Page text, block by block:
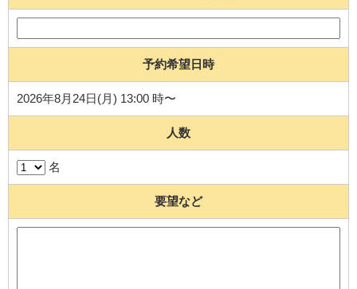
予約希望日時
2026年8月24日(月) 13:00 時〜
人数
名
要望など